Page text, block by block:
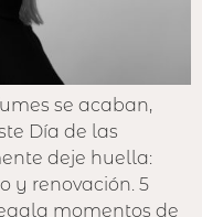
se acaban,
Día de las
deje huella:
y renovación. 5
momentos de